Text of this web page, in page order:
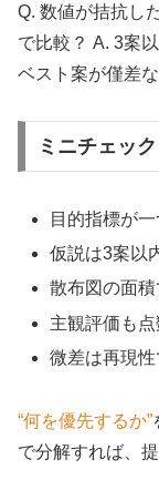
Q. 数値が拮抗し
で比較？ A. 3案
ベスト案が僅差
ミニチェッ
目的指標が
仮説は3案以
散布図の面
主観評価も
微差は再現性
“何を優先するか”
で分解すれば、